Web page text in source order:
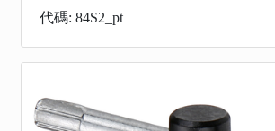
代碼: 84S2_pt